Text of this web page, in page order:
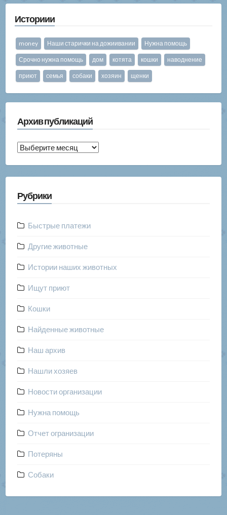
Историии
money Наши старички на дожиивании Нужна помощь
Срочно нужна помощь дом котята кошки наводнение
приют семья собаки хозяин щенки
Архив публикаций
Архив
Рубрики
Быстрые платежи
Другие животные
Истории наших животных
Ищут приют
Кошки
Найденные животные
Наш архив
Нашли хозяев
Новости организации
Нужна помощь
Отчет огранизации
Потеряны
Собаки